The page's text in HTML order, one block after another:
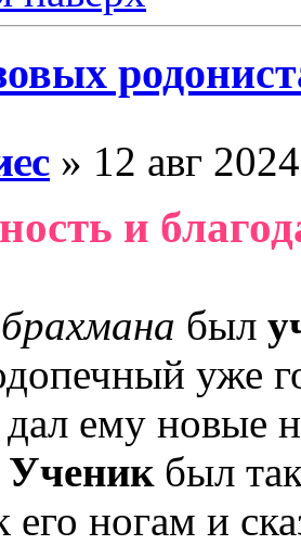
» 12 авг
и
брахмана был
уже
ему новые
Ученикбыл так
его ногам и